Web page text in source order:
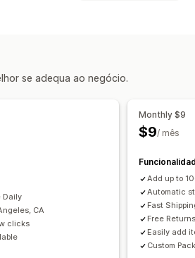
Início de sessão grossista
se adequa ao negócio.
Daily
CA
clicks
Monthly $9
$9/ mês
Add up to
Automatic
Fast
Free
Easily add
Custom